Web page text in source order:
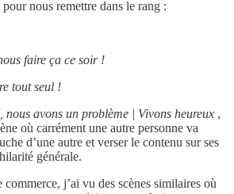
nous remettre dans le rang :
faire ça ce soir !
tout seul !
nous avons un problème | Vivons heureux ,
où carrément une autre personne va
d’une autre et verser le contenu sur ses
générale.
j’ai vu des scènes similaires où